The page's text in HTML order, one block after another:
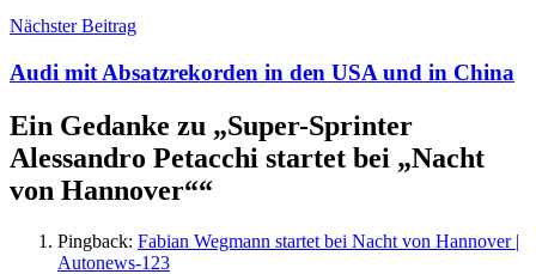
Nächster Beitrag
Audi mit Absatzrekorden in den USA und in China
Ein Gedanke zu „Super-Sprinter
Alessandro Petacchi startet bei „Nacht
von Hannover““
Pingback: Fabian Wegmann startet bei Nacht von Hannover |
Autonews-123